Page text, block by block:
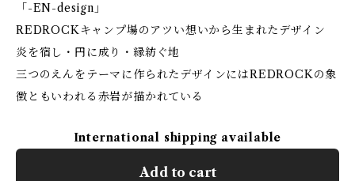
「-EN-design」
REDROCKキャンプ場のアツい想いから生まれたデザイン
炎を宿し・円に成り・縁紡ぐ地
三つのえんをテーマに作られたデザインにはREDROCKの象
徴ともいわれる赤岩が描かれている
International shipping available
Add to cart